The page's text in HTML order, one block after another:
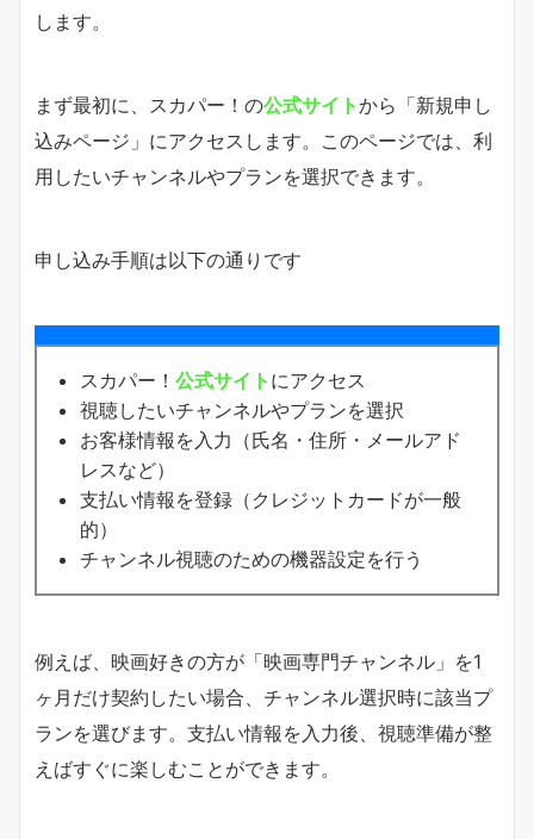
します。
まず最初に、スカパー！の公式サイトから「新規申し
込みページ」にアクセスします。このページでは、利
用したいチャンネルやプランを選択できます。
申し込み手順は以下の通りです
スカパー！ 公式サイト にアクセス
視聴したいチャンネルやプランを選択
お客様情報を入力（氏名・住所・メールアド
レスなど）
支払い情報を登録（クレジットカードが一般
的）
チャンネル視聴のための機器設定を行う
例えば、映画好きの方が「映画専門チャンネル」を1
ヶ月だけ契約したい場合、チャンネル選択時に該当プ
ランを選びます。支払い情報を入力後、視聴準備が整
えばすぐに楽しむことができます。